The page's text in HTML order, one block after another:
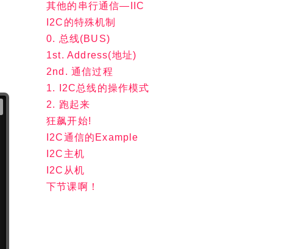
其他的串行通信—IIC
I2C的特殊机制
0. 总线(BUS)
1st. Address(地址)
2nd. 通信过程
1. I2C总线的操作模式
2. 跑起来
狂飙开始!
I2C通信的Example
I2C主机
I2C从机
下节课啊！